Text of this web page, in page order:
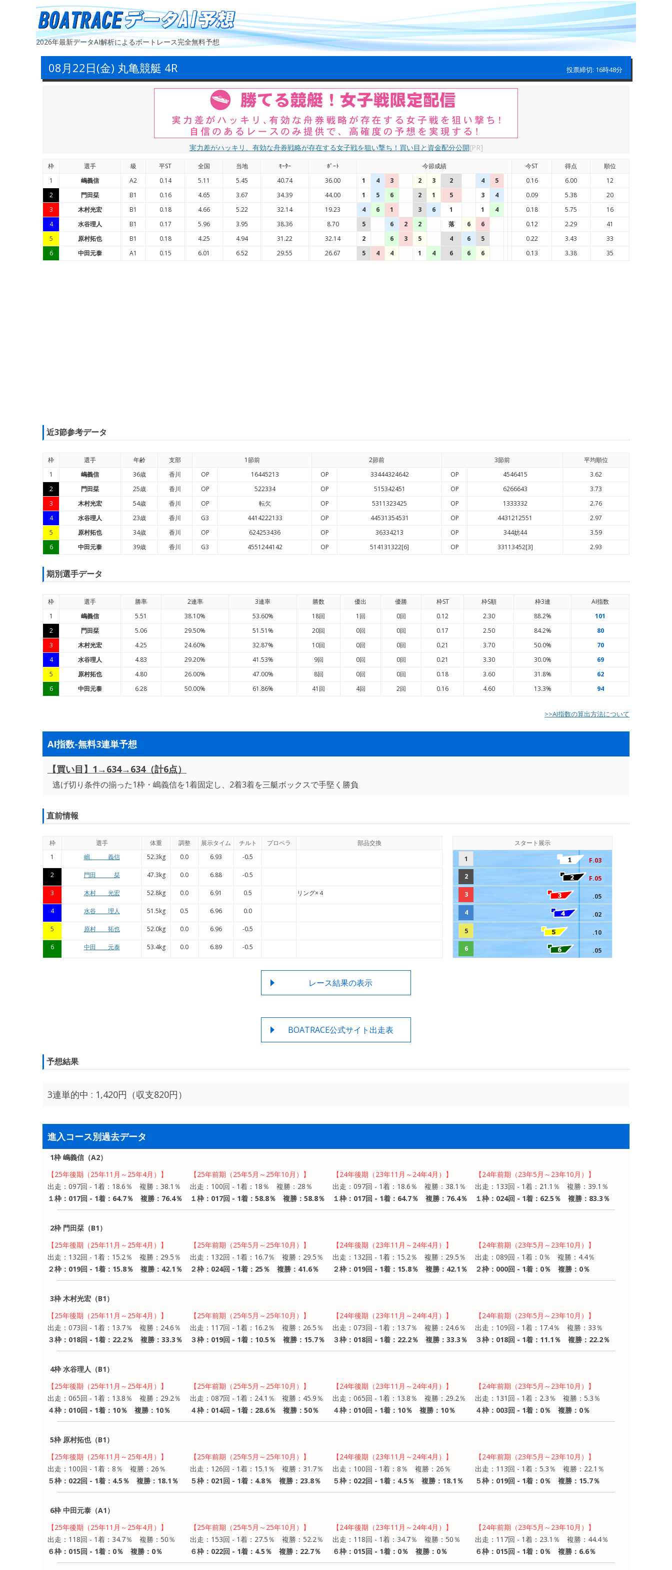
2026年最新データAI解析によるボートレース完全無料予想
08月22日(金) 丸亀競艇 4R 投票締切: 16時48分
実力差がハッキリ、有効な舟券戦略が存在する女子戦を狙い撃ち！買い目と資金配分公開[PR]
枠 選手 級 平ST 全国 当地 ﾓｰﾀｰ ﾎﾞｰﾄ 今節成績 今ST 得点
順位
1
嶋義信 A2 0.14 5.11 5.45 40.74 36.00 1 4 3 2 3 2 4 5 0.16 6.00
12
2
門田栞 B1 0.16 4.65 3.67 34.39 44.00 1 5 6 2 1 5 3 4 0.09 5.38
20
3
木村光宏 B1 0.18 4.66 5.22 32.14 19.23 4 6 1 3 6 1 1 4 0.18 5.75
16
4
水谷理人 B1 0.17 5.96 3.95 38.36 8.70 5 6 2 2 落 6 6 0.12 2.29
41
5
原村拓也 B1 0.18 4.25 4.94 31.22 32.14 2 6 3 5 4 6 5 0.22 3.43
33
6
中田元泰 A1 0.15 6.01 6.52 29.55 26.67 5 4 4 1 4 6 6 6 0.13 3.38 35
近3節参考データ
枠 選手 年齢 支部 1節前 2節前 3節前 平均順位
1
嶋義信 36歳 香川 OP 16445213 OP 33444324642 OP 4546415
3.62
2
門田栞 25歳 香川 OP 522334 OP 515342451 OP 6266643
3.73
3
木村光宏 54歳 香川 OP 転欠 OP 5311323425 OP 1333332
2.76
4
水谷理人 23歳 香川 G3 4414222133 OP 44531354531 OP 4431212551
2.97
5
原村拓也 34歳 香川 OP 624253436 OP 36334213 OP 344妨44
3.59
6
中田元泰 39歳 香川 G3 4551244142 OP 514131322[6] OP 33113452[3] 2.93
期別選手データ
枠 選手 勝率 2連率 3連率 勝数 優出 優勝 枠ST 枠S順 枠3連 AI指数
1
嶋義信 5.51 38.10% 53.60% 18回 1回 0回 0.12 2.30 88.2%
101
2
門田栞 5.06 29.50% 51.51% 20回 0回 0回 0.17 2.50 84.2%
80
3
木村光宏 4.25 24.60% 32.87% 10回 0回 0回 0.21 3.70 50.0%
70
4
水谷理人 4.83 29.20% 41.53% 9回 0回 0回 0.21 3.30 30.0%
69
5
原村拓也 4.80 26.00% 47.00% 8回 0回 0回 0.18 3.60 31.8%
62
6
中田元泰 6.28 50.00% 61.86% 41回 4回 2回 0.16 4.60 13.3% 94
>>AI指数の算出方法について
AI指数-無料3連単予想
【買い目】1→634→634（計6点）
逃げ切り条件の揃った1枠・嶋義信を1着固定し、2着3着を三艇ボックスで手堅く勝負
直前情報
枠 選手 体重 調整 展示タイム チルト プロペラ
部品交換
1
嶋 義信 52.3kg 0.0 6.93 -0.5
2 門田 栞 47.3kg 0.0 6.88 -0.5
3 木村 光宏 52.8kg 0.0 6.91 0.5 リング×４
4 水谷 理人 51.5kg 0.5 6.96 0.0
5 原村 拓也 52.0kg 0.0 6.96 -0.5
6 中田 元泰 53.4kg 0.0 6.89 -0.5
スタート展示
1
F.03
2
F.05
3
.05
4
.02
5
.10
6
.05
レース結果の表示
BOATRACE公式サイト出走表
予想結果
3連単的中 : 1,420円（収支820円）
進入コース別過去データ
1枠 嶋義信（A2）
【25年後期（25年11月～25年4月）】
出走：097回 - 1着：18.6％ 複勝：38.1％
１枠：017回 - 1着：64.7％ 複勝：76.4％
【25年前期（25年5月～25年10月）】
出走：100回 - 1着：18％ 複勝：28％
１枠：017回 - 1着：58.8％ 複勝：58.8％
【24年後期（23年11月～24年4月）】
出走：097回 - 1着：18.6％ 複勝：38.1％
１枠：017回 - 1着：64.7％ 複勝：76.4％
【24年前期（23年5月～23年10月）】
出走：133回 - 1着：21.1％ 複勝：39.1％
１枠：024回 - 1着：62.5％ 複勝：83.3％
2枠 門田栞（B1）
【25年後期（25年11月～25年4月）】
出走：132回 - 1着：15.2％ 複勝：29.5％
２枠：019回 - 1着：15.8％ 複勝：42.1％
【25年前期（25年5月～25年10月）】
出走：132回 - 1着：16.7％ 複勝：29.5％
２枠：024回 - 1着：25％ 複勝：41.6％
【24年後期（23年11月～24年4月）】
出走：132回 - 1着：15.2％ 複勝：29.5％
２枠：019回 - 1着：15.8％ 複勝：42.1％
【24年前期（23年5月～23年10月）】
出走：089回 - 1着：0％ 複勝：4.4％
２枠：000回 - 1着：0％ 複勝：0％
3枠 木村光宏（B1）
【25年後期（25年11月～25年4月）】
出走：073回 - 1着：13.7％ 複勝：24.6％
３枠：018回 - 1着：22.2％ 複勝：33.3％
【25年前期（25年5月～25年10月）】
出走：117回 - 1着：16.2％ 複勝：26.5％
３枠：019回 - 1着：10.5％ 複勝：15.7％
【24年後期（23年11月～24年4月）】
出走：073回 - 1着：13.7％ 複勝：24.6％
３枠：018回 - 1着：22.2％ 複勝：33.3％
【24年前期（23年5月～23年10月）】
出走：109回 - 1着：17.4％ 複勝：33％
３枠：018回 - 1着：11.1％ 複勝：22.2％
4枠 水谷理人（B1）
【25年後期（25年11月～25年4月）】
出走：065回 - 1着：13.8％ 複勝：29.2％
４枠：010回 - 1着：10％ 複勝：10％
【25年前期（25年5月～25年10月）】
出走：087回 - 1着：24.1％ 複勝：45.9％
４枠：014回 - 1着：28.6％ 複勝：50％
【24年後期（23年11月～24年4月）】
出走：065回 - 1着：13.8％ 複勝：29.2％
４枠：010回 - 1着：10％ 複勝：10％
【24年前期（23年5月～23年10月）】
出走：131回 - 1着：2.3％ 複勝：5.3％
４枠：003回 - 1着：0％ 複勝：0％
5枠 原村拓也（B1）
【25年後期（25年11月～25年4月）】
出走：100回 - 1着：8％ 複勝：26％
５枠：022回 - 1着：4.5％ 複勝：18.1％
【25年前期（25年5月～25年10月）】
出走：126回 - 1着：15.1％ 複勝：31.7％
５枠：021回 - 1着：4.8％ 複勝：23.8％
【24年後期（23年11月～24年4月）】
出走：100回 - 1着：8％ 複勝：26％
５枠：022回 - 1着：4.5％ 複勝：18.1％
【24年前期（23年5月～23年10月）】
出走：113回 - 1着：5.3％ 複勝：22.1％
５枠：019回 - 1着：0％ 複勝：15.7％
6枠 中田元泰（A1）
【25年後期（25年11月～25年4月）】
出走：118回 - 1着：34.7％ 複勝：50％
６枠：015回 - 1着：0％ 複勝：0％
【25年前期（25年5月～25年10月）】
出走：153回 - 1着：27.5％ 複勝：52.2％
６枠：022回 - 1着：4.5％ 複勝：22.7％
【24年後期（23年11月～24年4月）】
出走：118回 - 1着：34.7％ 複勝：50％
６枠：015回 - 1着：0％ 複勝：0％
【24年前期（23年5月～23年10月）】
出走：117回 - 1着：23.1％ 複勝：44.4％
６枠：015回 - 1着：0％ 複勝：6.6％